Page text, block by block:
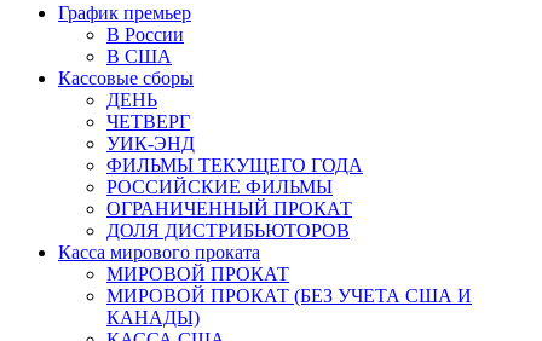
График премьер
В России
В США
Кассовые сборы
ДЕНЬ
ЧЕТВЕРГ
УИК-ЭНД
ФИЛЬМЫ ТЕКУЩЕГО ГОДА
РОССИЙСКИЕ ФИЛЬМЫ
ОГРАНИЧЕННЫЙ ПРОКАТ
ДОЛЯ ДИСТРИБЬЮТОРОВ
Касса мирового проката
МИРОВОЙ ПРОКАТ
МИРОВОЙ ПРОКАТ (БЕЗ УЧЕТА США И
КАНАДЫ)